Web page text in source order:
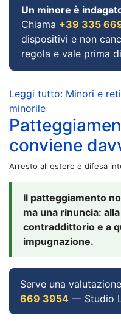
Un minore è
Chiama +39 335
dispositivi e non
regola e vale prima
Leggi tutto: Minori e
minorile
conviene
Arresto all'estero e difesa
Il patteggiamento
ma una rinuncia:
contraddittorio e a
impugnazione.
Serve una
669 3954 — Studio